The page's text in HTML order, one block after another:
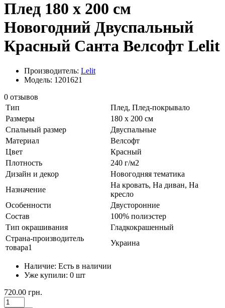
Плед 180 x 200 см
Новогодний Двуспальный
Красный Санта Велсофт Lelit
Производитель: Lelit
Модель: 1201621
0 отзывов
Тип
Плед, Плед-покрывало
Размеры
180 x 200 см
Спальный размер
Двуспальные
Материал
Велсофт
Цвет
Красный
Плотность
240 г/м2
Дизайн и декор
Новогодняя тематика
Назначение
На кровать, На диван, На
кресло
Особенности
Двусторонние
Состав
100% полиэстер
Тип окрашивания
Гладкокрашенный
Страна-производитель
товара1
Украина
Наличие: Есть в наличии
Уже купили: 0 шт
720.00 грн.